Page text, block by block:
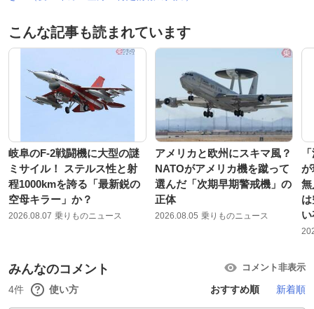
こんな記事も読まれています
岐阜のF-2戦闘機に大型の謎
ミサイル！ ステルス性と射
程1000kmを誇る「最新鋭の
空母キラー」か？
2026.08.07 乗りものニュース
アメリカと欧州にスキマ風？
NATOがアメリカ機を蹴って
選んだ「次期早期警戒機」の
正体
2026.08.05 乗りものニュース
無
みんなのコメント コメント非表示
4件 使い方 おすすめ順 新着順